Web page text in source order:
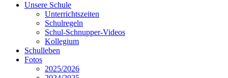
Unsere Schule
Unterrichtszeiten
Schulregeln
Schul-Schnupper-Videos
Kollegium
Schulleben
Fotos
2025/2026